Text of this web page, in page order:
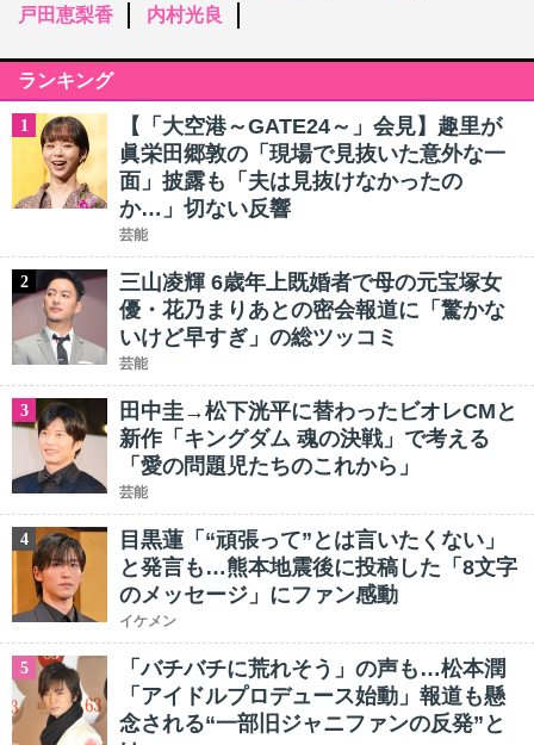
戸田恵梨香
内村光良
ランキング
1
【「大空港～GATE24～」会見】趣里が
眞栄田郷敦の「現場で見抜いた意外な一
面」披露も「夫は見抜けなかったの
か…」切ない反響
芸能
2
三山凌輝 6歳年上既婚者で母の元宝塚女
優・花乃まりあとの密会報道に「驚かな
いけど早すぎ」の総ツッコミ
芸能
3
田中圭→松下洸平に替わったビオレCMと
新作「キングダム 魂の決戦」で考える
「愛の問題児たちのこれから」
芸能
4
目黒蓮「“頑張って”とは言いたくない」
と発言も…熊本地震後に投稿した「8文字
のメッセージ」にファン感動
イケメン
5
「バチバチに荒れそう」の声も…松本潤
「アイドルプロデュース始動」報道も懸
念される“一部旧ジャニファンの反発”と